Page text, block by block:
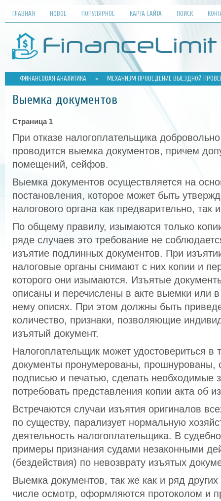
ГЛАВНАЯ НОВОЕ ПОПУЛЯРНОЕ КАРТА САЙТА ПОИСК
ФИНАНСОВАЯ АНАЛИТИКА » МЕХАНИЗМ ПРОВЕДЕНИЕ ВЫЕЗДНОЙ
Выемка документов
Страница 1
При отказе налогоплательщика
проводится выемка документов, причем
помещений, сейфов.
Выемка документов осуществляется на
постановления, которое может быть
налогового органа как предварительно, так
По общему правилу, изымаются только
ряде случаев это требование не
изъятие подлинных документов. При
налоговые органы снимают с них копии и
которого они изымаются. Изъятые
описаны и перечислены в акте выемки или
нему описях. При этом должны быть
количество, признаки, позволяющие
изъятый документ.
Налогоплательщик может удостовериться в
документы пронумерованы, прошнурованы,
подписью и печатью, сделать необходимые
потребовать представления копии акта об
Встречаются случаи изъятия оригиналов
по существу, парализует нормальную
деятельность налогоплательщика. В
примеры признания судами незаконными
(бездействия) по невозврату изъятых
Выемка документов, так же как и ряд
числе осмотр, оформляются протоколом и